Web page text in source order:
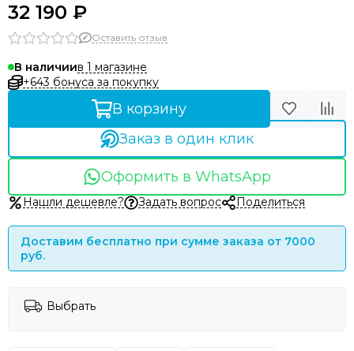
32 190 ₽
Оставить отзыв
В наличиив 1 магазине
+643 бонуса за покупку
В корзину
Заказ в один клик
Оформить в WhatsApp
Нашли дешевле? Задать вопрос Поделиться
Доставим бесплатно при сумме заказа от 7000
руб.
Выбрать